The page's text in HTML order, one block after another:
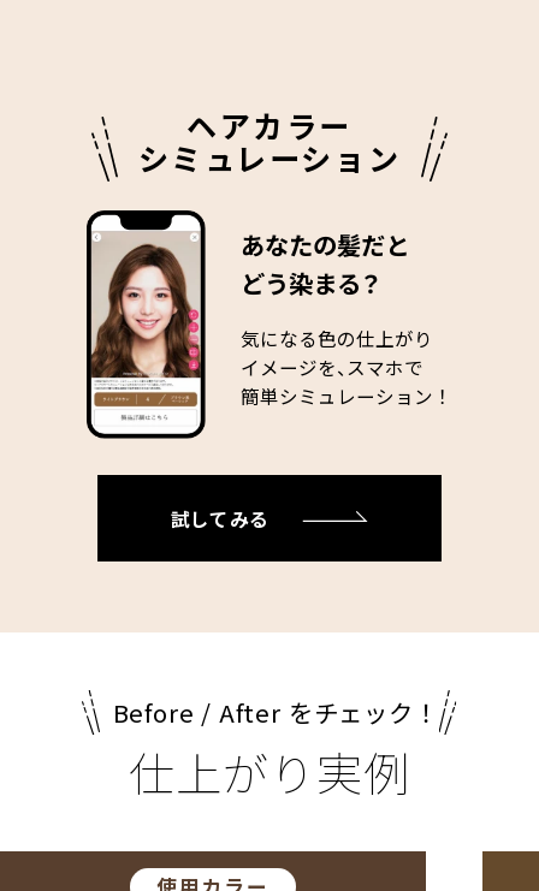
ヘアカラー
シミュレーション
あなたの髪だと
どう染まる？
気になる色の仕上がり
イメージを、 スマホで
簡単シミュレーション！
試してみる
Before / After をチェック！
仕上がり実例